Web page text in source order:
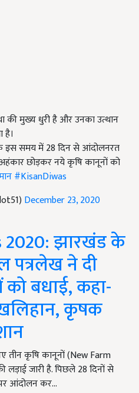
की मुख्य धुरी है और उनका उत्थान
है।
इस समय में 28 दिन से आंदोलनरत
छोड़कर नये कृषि कानूनों को
#KisanDiwas
December 23, 2020
2020: झारखंड के
पत्रलेख ने दी
को बधाई, कहा-
कृषक
तीन कृषि कानूनों (New Farm
जारी है. पिछले 28 दिनों से
आंदोलन कर…